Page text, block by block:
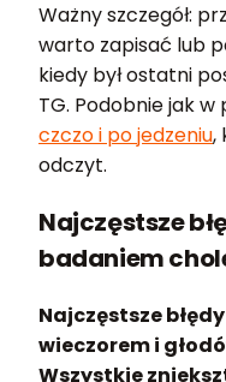
Ważny szczegół:
warto zapisać lub
kiedy był ostatni
TG. Podobnie jak
czczo i po jedzeniu,
odczyt.
Najczęstsze
badaniem
Najczęstsze
wieczorem i
Wszystkie